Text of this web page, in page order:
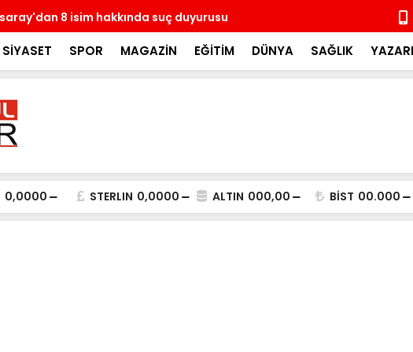
8 isim hakkında suç duyurusu
14 ay
coşkulu
SİYASET SPOR MAGAZİN EĞİTİM DÜNYA SAĞLIK
0,0000 STERLIN 0,0000 ALTIN 000,00 BİST 00.000